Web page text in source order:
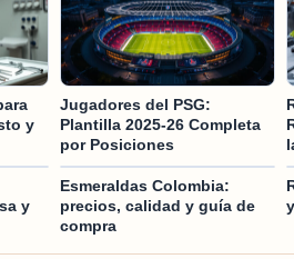
y
Jugadores del PSG:
Plantilla 2025-26 Completa
por Posiciones
y
Esmeraldas Colombia:
precios, calidad y guía de
compra